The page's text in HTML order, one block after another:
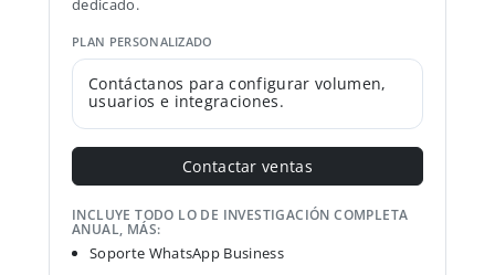
dedicado.
PLAN PERSONALIZADO
Contáctanos para configurar volumen,
usuarios e integraciones.
Contactar ventas
INCLUYE TODO LO DE INVESTIGACIÓN COMPLETA
ANUAL, MÁS:
Soporte WhatsApp Business